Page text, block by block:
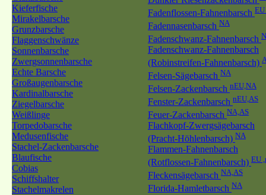
Kieferfische
Mirakelbarsche
Grunzbarsche
Flaggenschwänze
Sonnenbarsche
Zwergsonnenbarsche
Echte Barsche
Großaugenbarsche
Kardinalbarsche
Ziegelbarsche
Weißlinge
Torpedobarsche
Medusenfische
Stachel-Zackenbarsche
Blaufische
Cobias
Schiffshalter
Stachelmakrelen
Fadenflossen-Fahnenbarsch
Fadennasenbarsch NA
Fadenschwanz-Fahnenbarsch
Fadenschwanz-Fahnenbarsch
(Robinstreifen-Fahnenbarsch)
Felsen-Sägebarsch NA
Felsen-Zackenbarsch nEU,NA
Fenster-Zackenbarsch nEU,AS
Feuer-Zackenbarsch NA,AS
Flachkopf-Zwergsägebarsch
(Pracht-Höhlenbarsch) NA
Flammen-Fahnenbarsch
(Rotflossen-Fahnenbarsch) EU
Fleckensägebarsch NA,AS
Florida-Hamletbarsch NA